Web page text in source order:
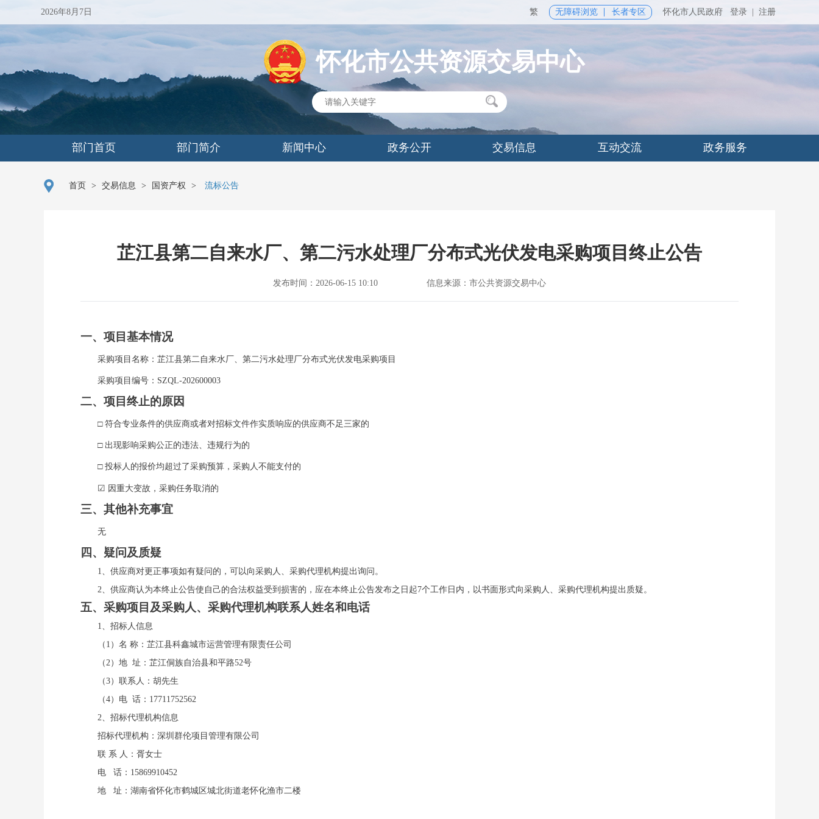
2026年8月7日 繁 无障碍浏览 长者专区 怀化市人民政府 登录 注册
怀化市公共资源交易中心
部门首页 部门简介 新闻中心 政务公开 交易信息 互动交流 政务服务
首页 > 交易信息 > 国资产权 > 流标公告
芷江县第二自来水厂、第二污水处理厂分布式光伏发电采购项目终止公告
发布时间：2026-06-15 10:10 信息来源：市公共资源交易中心
一、项目基本情况
采购项目名称：芷江县第二自来水厂、第二污水处理厂分布式光伏发电采购项目
采购项目编号： SZQL-202600003
二、项目终止的原因
□ 符合专业条件的供应商或者对招标文件作实质响应的供应商不足三家的
□ 出现影响采购公正的违法、违规行为的
□ 投标人的报价均超过了采购预算，采购人不能支付的
☑ 因重大变故，采购任务取消的
三、其他补充事宜
无
四、疑问及质疑
1、供应商对更正事项如有疑问的，可以向采购人、采购代理机构提出询问。
2、供应商认为本终止公告使自己的合法权益受到损害的，应在本终止公告发布之日起7个工作日内，以书面形式向采购人、采购代理机构提出质疑。
五、采购项目及采购人、采购代理机构联系人姓名和电话
1、招标人信息
（ 1）名 称：芷江县科鑫城市运营管理有限责任公司
（2）地 址： 芷江侗族自治县和平路52号
（3）联系人： 胡先生
（4）电 话： 17711752562
2、招标代理机构信息
招标代理机构：深圳群伦项目管理有限公司
联 系 人： 胥女士
电 话： 15869910452
地 址：湖南省怀化市鹤城区城北街道老怀化渔市二楼